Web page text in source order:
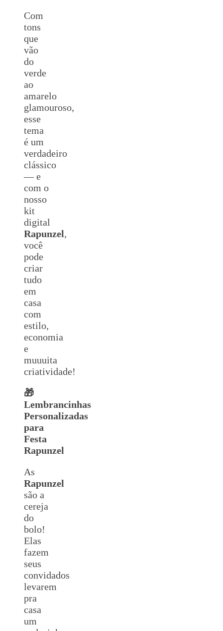
Com
tons
que
vão
do
verde
ao
amarelo
glamouroso,
esse
tema
é um
verdadeiro
clássico
— e
com o
nosso
kit
digital
Rapunzel,
você
pode
criar
tudo
em
casa
com
estilo,
economia
e
muuuita
criatividade!
🎁
Lembrancinhas
Personalizadas
para
Festa
Rapunzel
As
Rapunzel
são a
cereja
do
bolo!
Elas
fazem
seus
convidados
levarem
pra
casa
um